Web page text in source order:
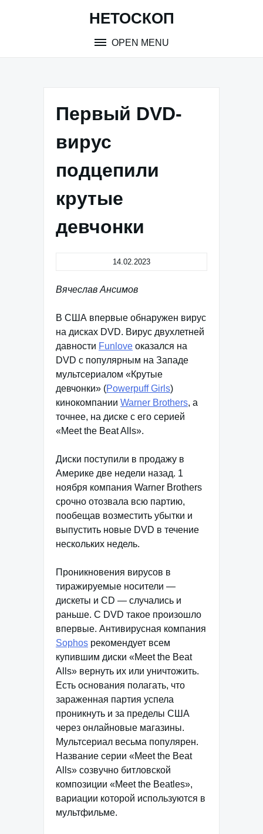
НЕТОСКОП
OPEN MENU
Первый DVD-
вирус
подцепили
крутые
девчонки
14.02.2023
Вячеслав Ансимов
В США впервые обнаружен вирус
на дисках DVD. Вирус двухлетней
давности Funlove оказался на
DVD с популярным на Западе
мультсериалом «Крутые
девчонки» (Powerpuff Girls)
кинокомпании Warner Brothers, а
точнее, на диске с его серией
«Meet the Beat Alls».
Диски поступили в продажу в
Америке две недели назад. 1
ноября компания Warner Brothers
срочно отозвала всю партию,
пообещав возместить убытки и
выпустить новые DVD в течение
нескольких недель.
Проникновения вирусов в
тиражируемые носители —
дискеты и CD — случались и
раньше. С DVD такое произошло
впервые. Антивирусная компания
Sophos рекомендует всем
купившим диски «Meet the Beat
Alls» вернуть их или уничтожить.
Есть основания полагать, что
зараженная партия успела
проникнуть и за пределы США
через онлайновые магазины.
Мультсериал весьма популярен.
Название серии «Meet the Beat
Alls» созвучно битловской
композиции «Meet the Beatles»,
вариации которой используются в
мультфильме.